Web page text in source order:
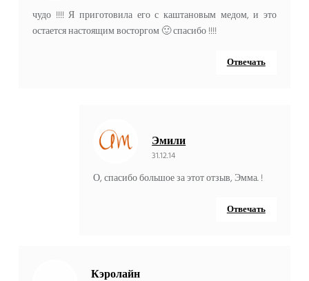
чудо !!!! Я приготовила его с каштановым медом, и это
остается настоящим восторгом 🙂 спасибо !!!!
Отвечать
Эмили
31.12.14
О, спасибо большое за этот отзыв, Эмма. !
Отвечать
Кэролайн